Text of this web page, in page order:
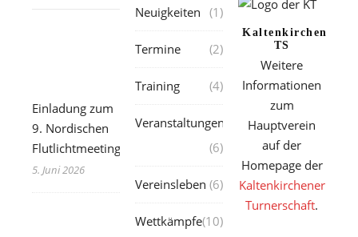
Einladung zum
9. Nordischen
Flutlichtmeeting
5. Juni 2026
Neuigkeiten (1)
Termine (2)
Training (4)
Veranstaltungen
(6)
Vereinsleben (6)
Wettkämpfe(10)
Kaltenkirchener
TS
Weitere
Informationen
zum
Hauptverein
auf der
Homepage der
Kaltenkirchener
Turnerschaft.